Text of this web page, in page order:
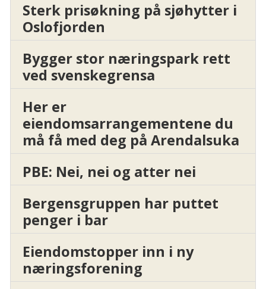
Sterk prisøkning på sjøhytter i
Oslofjorden
Bygger stor næringspark rett
ved svenskegrensa
Her er
eiendomsarrangementene du
må få med deg på Arendalsuka
PBE: Nei, nei og atter nei
Bergensgruppen har puttet
penger i bar
Eiendomstopper inn i ny
næringsforening